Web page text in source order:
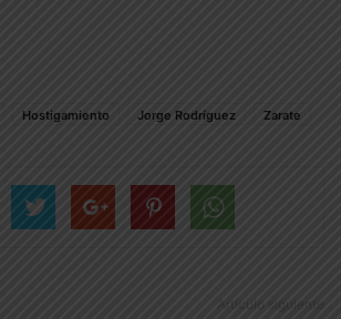
Hostigamiento Jorge Rodríguez Zarate
Artículo siguiente